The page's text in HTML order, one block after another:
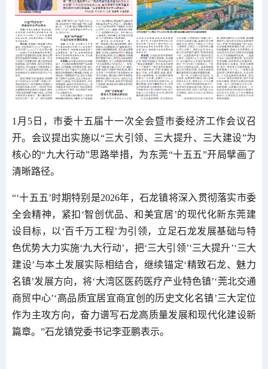
1月5日，市委十五届十一次全会暨市委经济工作会议召
开。会议提出实施以“三大引领、三大提升、三大建设”为
核心的“九大行动”思路举措，为东莞“十五五”开局擘画了
清晰路径。
“‘十五五’时期特别是2026年，石龙镇将深入贯彻落实市委
全会精神，紧扣‘智创优品、和美宜居’的现代化新东莞建
设目标，以‘百千万工程’为引领，立足石龙发展基础与特
色优势大力实施‘九大行动’，把‘三大引领’‘三大提升’‘三大
建设’与本土发展实际相结合，继续锚定‘精致石龙、魅力
名镇’发展方向，将‘大湾区医药医疗产业特色镇’‘莞北交通
商贸中心’‘高品质宜居宜商宜创的历史文化名镇’三大定位
作为主攻方向，奋力谱写石龙高质量发展和现代化建设新
篇章。”石龙镇党委书记李亚鹏表示。